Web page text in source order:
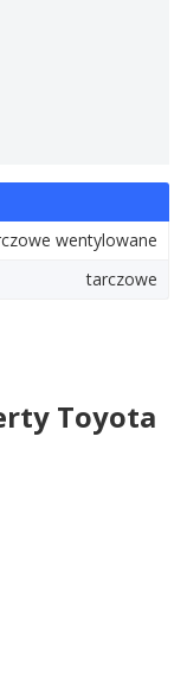
wentylowane
tarczowe
Toyota